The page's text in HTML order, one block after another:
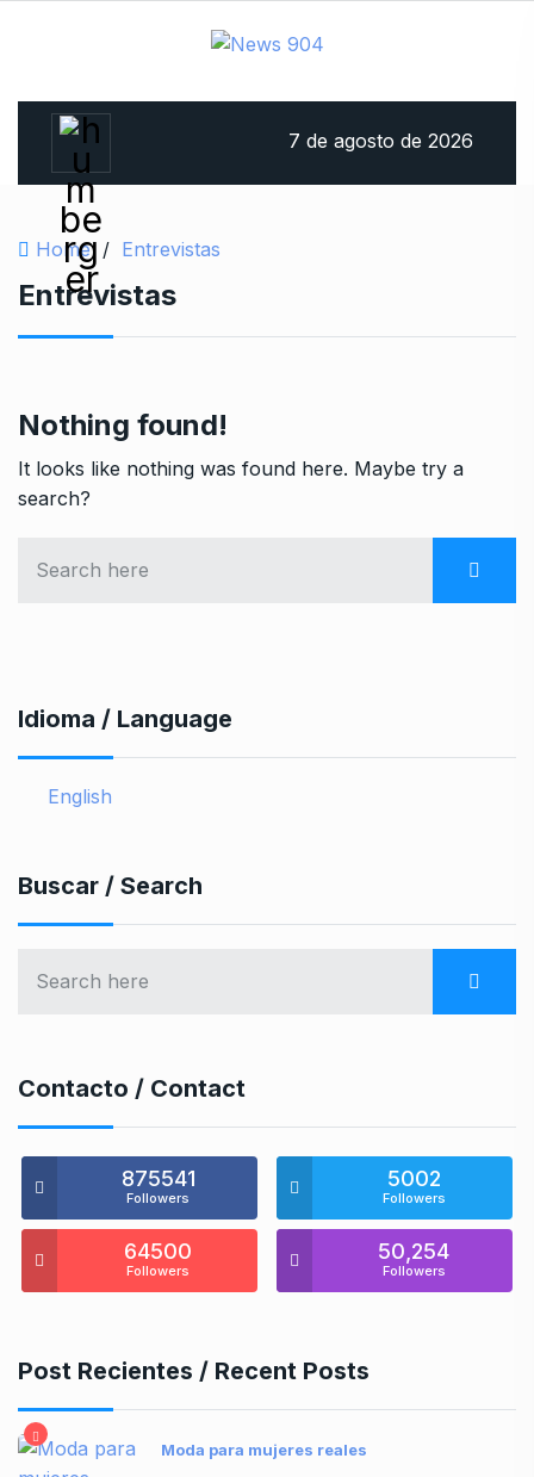
7 de agosto de 2026
Home / Entrevistas
Entrevistas
Nothing found!
It looks like nothing was found here. Maybe try a
search?
Idioma / Language
English
Buscar / Search
Contacto / Contact
875541
Followers
5002
Followers
64500
Followers
50,254
Followers
Post Recientes / Recent Posts
Moda para mujeres reales